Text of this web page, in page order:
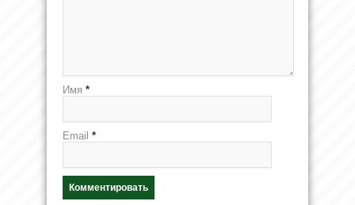
Имя *
Email *